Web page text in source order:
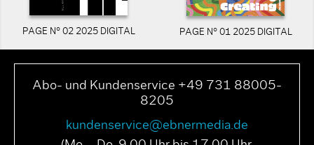
PAGE N° 02 2025 DIGITAL PAGE N° 01 2025 DIGITAL
Abo- und Kundenservice +49 731 88005-
8205
kundenservice@ebnermedia.de